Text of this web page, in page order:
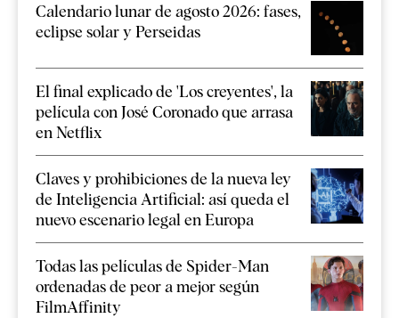
Calendario lunar de agosto 2026: fases,
eclipse solar y Perseidas
El final explicado de 'Los creyentes', la
película con José Coronado que arrasa
en Netflix
Claves y prohibiciones de la nueva ley
de Inteligencia Artificial: así queda el
nuevo escenario legal en Europa
Todas las películas de Spider-Man
ordenadas de peor a mejor según
FilmAffinity